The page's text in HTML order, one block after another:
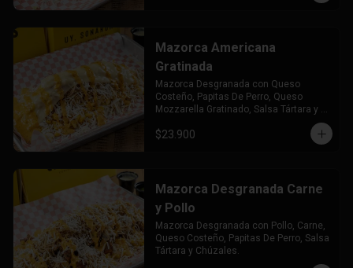
Mazorca Americana
Gratinada
Mazorca Desgranada con Queso
Costeño, Papitas De Perro, Queso
Mozzarella Gratinado, Salsa Tártara y
$23.900
Mazorca Desgranada Carne
y Pollo
Mazorca Desgranada con Pollo, Carne,
Queso Costeño, Papitas De Perro, Salsa
Tártara y Chúzales.